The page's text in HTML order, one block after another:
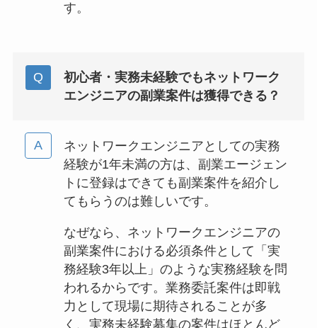
す。
初心者・実務未経験でもネットワーク
エンジニアの副業案件は獲得できる？
ネットワークエンジニアとしての実務
経験が1年未満の方は、副業エージェン
トに登録はできても副業案件を紹介し
てもらうのは難しいです。
なぜなら、ネットワークエンジニアの
副業案件における必須条件として「実
務経験3年以上」のような実務経験を問
われるからです。業務委託案件は即戦
力として現場に期待されることが多
く、実務未経験募集の案件はほとんど